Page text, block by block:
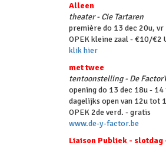
Alleen
theater - Cie Tartaren
première do 13 dec 20u,
OPEK kleine zaal - €10/€2
klik hier
met twee
tentoonstelling - De
opening do 13 dec 18u -
dagelijks open van 12u tot
OPEK 2de verd. - gratis
www.de-y-factor.be
Liaison Publiek - slotdag